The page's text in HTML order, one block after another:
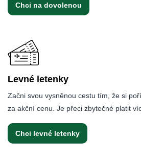
Chci na dovolenou
Levné letenky
Začni svou vysněnou cestu tím, že si
za akční cenu. Je přeci zbytečné platit
Chci levné letenky